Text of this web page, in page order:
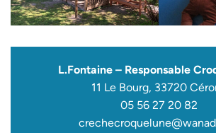
L.Fontaine – Responsable
11 Le Bourg, 33720
05 56 27 20 82